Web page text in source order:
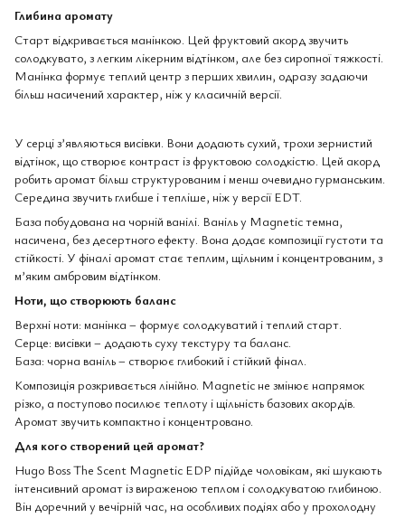
Глибина аромату
Старт відкривається манінкою. Цей фруктовий акорд звучить
солодкувато, з легким лікерним відтінком, але без сиропної тяжкості.
Манінка формує теплий центр з перших хвилин, одразу задаючи
більш насичений характер, ніж у класичній версії.
У серці з’являються висівки. Вони додають сухий, трохи зернистий
відтінок, що створює контраст із фруктовою солодкістю. Цей акорд
робить аромат більш структурованим і менш очевидно гурманським.
Середина звучить глибше і тепліше, ніж у версії EDT.
База побудована на чорній ванілі. Ваніль у Magnetic темна,
насичена, без десертного ефекту. Вона додає композиції густоти та
стійкості. У фіналі аромат стає теплим, щільним і концентрованим, з
м’яким амбровим відтінком.
Ноти, що створюють баланс
Верхні ноти: манінка – формує солодкуватий і теплий старт.
Серце: висівки – додають суху текстуру та баланс.
База: чорна ваніль – створює глибокий і стійкий фінал.
Композиція розкривається лінійно. Magnetic не змінює напрямок
різко, а поступово посилює теплоту і щільність базових акордів.
Аромат звучить компактно і концентровано.
Для кого створений цей аромат?
Hugo Boss The Scent Magnetic EDP підійде чоловікам, які шукають
інтенсивний аромат із вираженою теплом і солодкуватою глибиною.
Він доречний у вечірній час, на особливих подіях або у прохолодну